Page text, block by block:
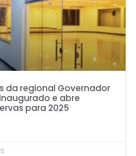
da regional Governador
e abre
para 2025